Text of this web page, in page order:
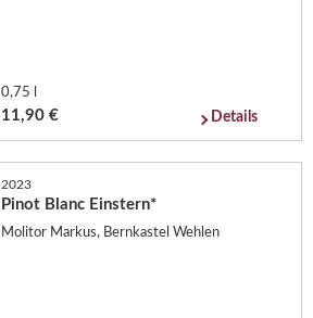
0,75 l
11,90 € Details
2023
Pinot Blanc Einstern*
Molitor Markus, Bernkastel Wehlen